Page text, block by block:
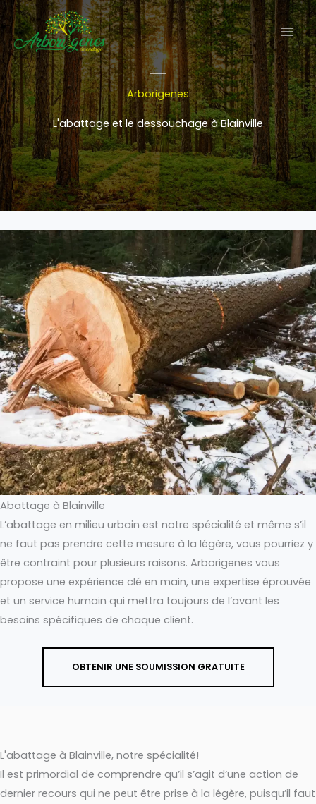
Aller
au
contenu
Arborigenes
L'abattage et le dessouchage à Blainville
Abattage à Blainville
L’abattage en milieu urbain est notre spécialité et même s’il
ne faut pas prendre cette mesure à la légère, vous pourriez y
être contraint pour plusieurs raisons. Arborigenes vous
propose une expérience clé en main, une expertise éprouvée
et un service humain qui mettra toujours de l’avant les
besoins spécifiques de chaque client.
OBTENIR UNE SOUMISSION GRATUITE
L'abattage à Blainville, notre spécialité!
Il est primordial de comprendre qu’il s’agit d’une action de
dernier recours qui ne peut être prise à la légère, puisqu’il faut